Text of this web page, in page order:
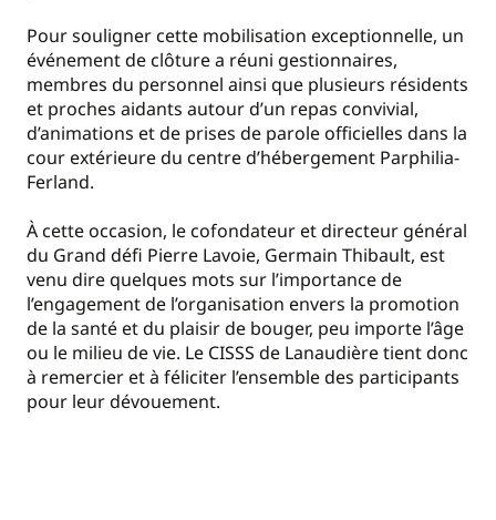
Pour souligner cette mobilisation exceptionnelle, un
événement de clôture a réuni gestionnaires,
membres du personnel ainsi que plusieurs résidents
et proches aidants autour d’un repas convivial,
d’animations et de prises de parole officielles dans la
cour extérieure du centre d’hébergement Parphilia-
Ferland.
À cette occasion, le cofondateur et directeur général
du Grand défi Pierre Lavoie, Germain Thibault, est
venu dire quelques mots sur l’importance de
l’engagement de l’organisation envers la promotion
de la santé et du plaisir de bouger, peu importe l’âge
ou le milieu de vie. Le CISSS de Lanaudière tient donc
à remercier et à féliciter l’ensemble des participants
pour leur dévouement.